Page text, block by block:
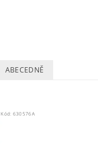
ABECEDNĚ
Kód: 630576A